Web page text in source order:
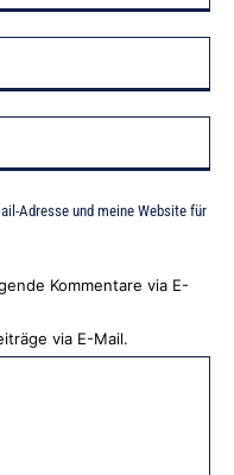
Adresse und meine Website für
Kommentare via E-
via E-Mail.